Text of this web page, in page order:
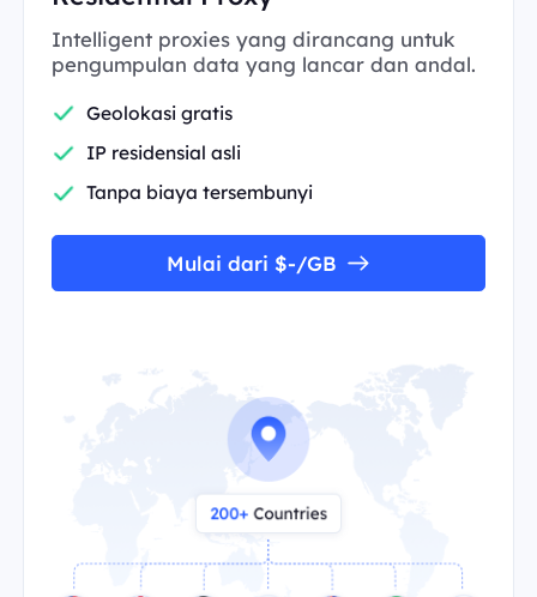
Intelligent proxies yang dirancang untuk
pengumpulan data yang lancar dan andal.
Geolokasi gratis
IP residensial asli
Tanpa biaya tersembunyi
Mulai dari $-/GB